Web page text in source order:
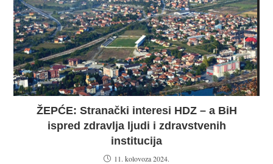
ŽEPĆE: Stranački interesi HDZ – a BiH
ispred zdravlja ljudi i zdravstvenih
institucija
11. kolovoza 2024.